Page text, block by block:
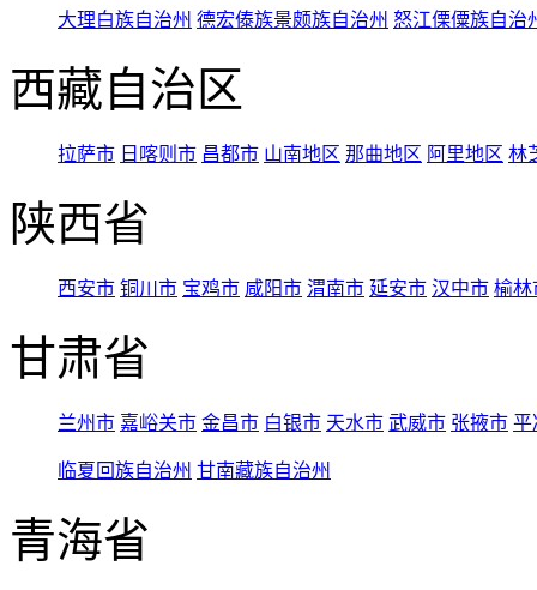
大理白族自治州 德宏傣族景颇族自治州 怒江傈僳族自治
西藏自治区
拉萨市 日喀则市 昌都市 山南地区 那曲地区 阿里地区 林
陕西省
西安市 铜川市 宝鸡市 咸阳市 渭南市 延安市 汉中市 榆林
甘肃省
兰州市 嘉峪关市 金昌市 白银市 天水市 武威市 张掖市 平
临夏回族自治州 甘南藏族自治州
青海省